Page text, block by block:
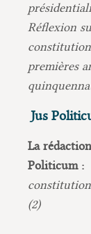
Réflexion
premières
Jus
La
Politicum :
(2)